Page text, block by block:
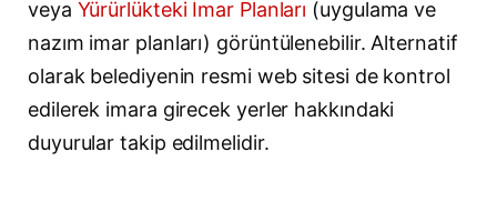
veya Yürürlükteki İmar Planları (uygulama ve
nazım imar planları) görüntülenebilir. Alternatif
olarak belediyenin resmi web sitesi de kontrol
edilerek imara girecek yerler hakkındaki
duyurular takip edilmelidir.